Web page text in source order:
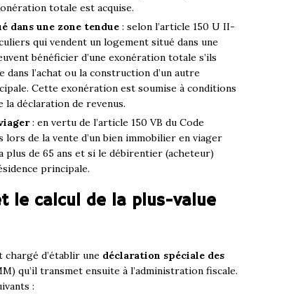
totale est acquise.
dans une zone tendue : selon l’article 150 U II-
qui vendent un logement situé dans une
bénéficier d’une exonération totale s’ils
l’achat ou la construction d’un autre
Cette exonération est soumise à conditions
déclaration de revenus.
: en vertu de l’article 150 VB du Code
de la vente d’un bien immobilier en viager
de 65 ans et si le débirentier (acheteur)
principale.
le calcul de la plus-value
chargé d’établir une déclaration spéciale des
qu’il transmet ensuite à l’administration fiscale.
: